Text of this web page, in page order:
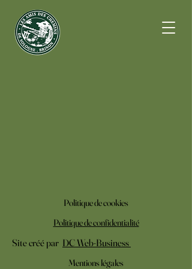
Politique de cookies
Politique de confidentialité
Site créé par DC Web-Business
Mentions légales